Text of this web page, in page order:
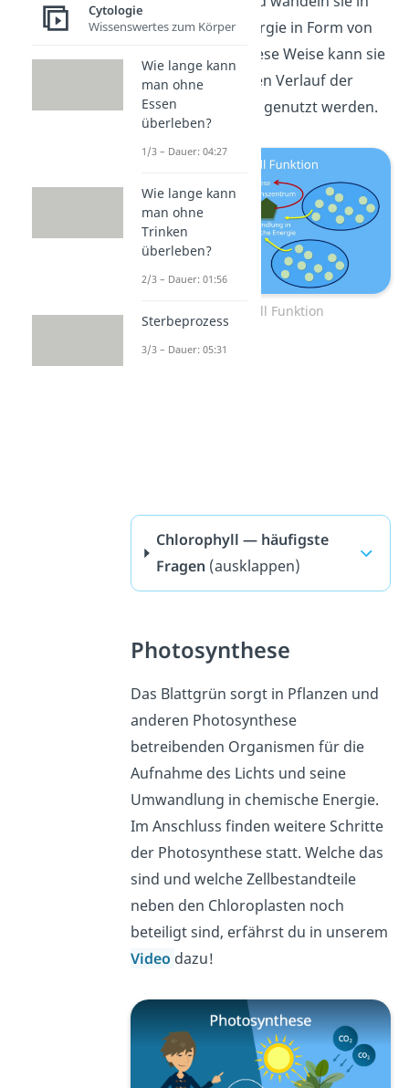
chemische Energie in Form von
ATP um. Auf diese Weise kann sie
für den weiteren Verlauf der
Photosynthese genutzt werden.
Chlorophyll Funktion
Chlorophyll — häufigste
Fragen (ausklappen)
Photosynthese
Das Blattgrün sorgt in Pflanzen und
anderen Photosynthese
betreibenden Organismen für die
Aufnahme des Lichts und seine
Umwandlung in chemische Energie.
Im Anschluss finden weitere Schritte
der Photosynthese statt. Welche das
sind und welche Zellbestandteile
neben den Chloroplasten noch
beteiligt sind, erfährst du in unserem
Video dazu!
Cytologie
Wissenswertes zum Körper
Wie lange kann
man ohne
Essen
überleben?
1/3 – Dauer: 04:27
Wie lange kann
man ohne
Trinken
überleben?
2/3 – Dauer: 01:56
Sterbeprozess
3/3 – Dauer: 05:31